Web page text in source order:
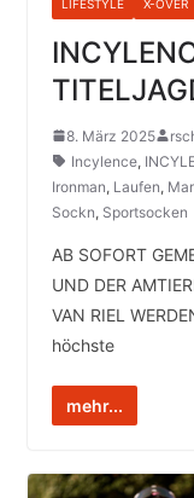
LIFESTYLE X-OVER
8. März 2025
Incylence,
Ironman, Laufen,
Sockn, Sportsocken
AB SOFORT
UND DER
VAN RIEL
höchste
mehr...